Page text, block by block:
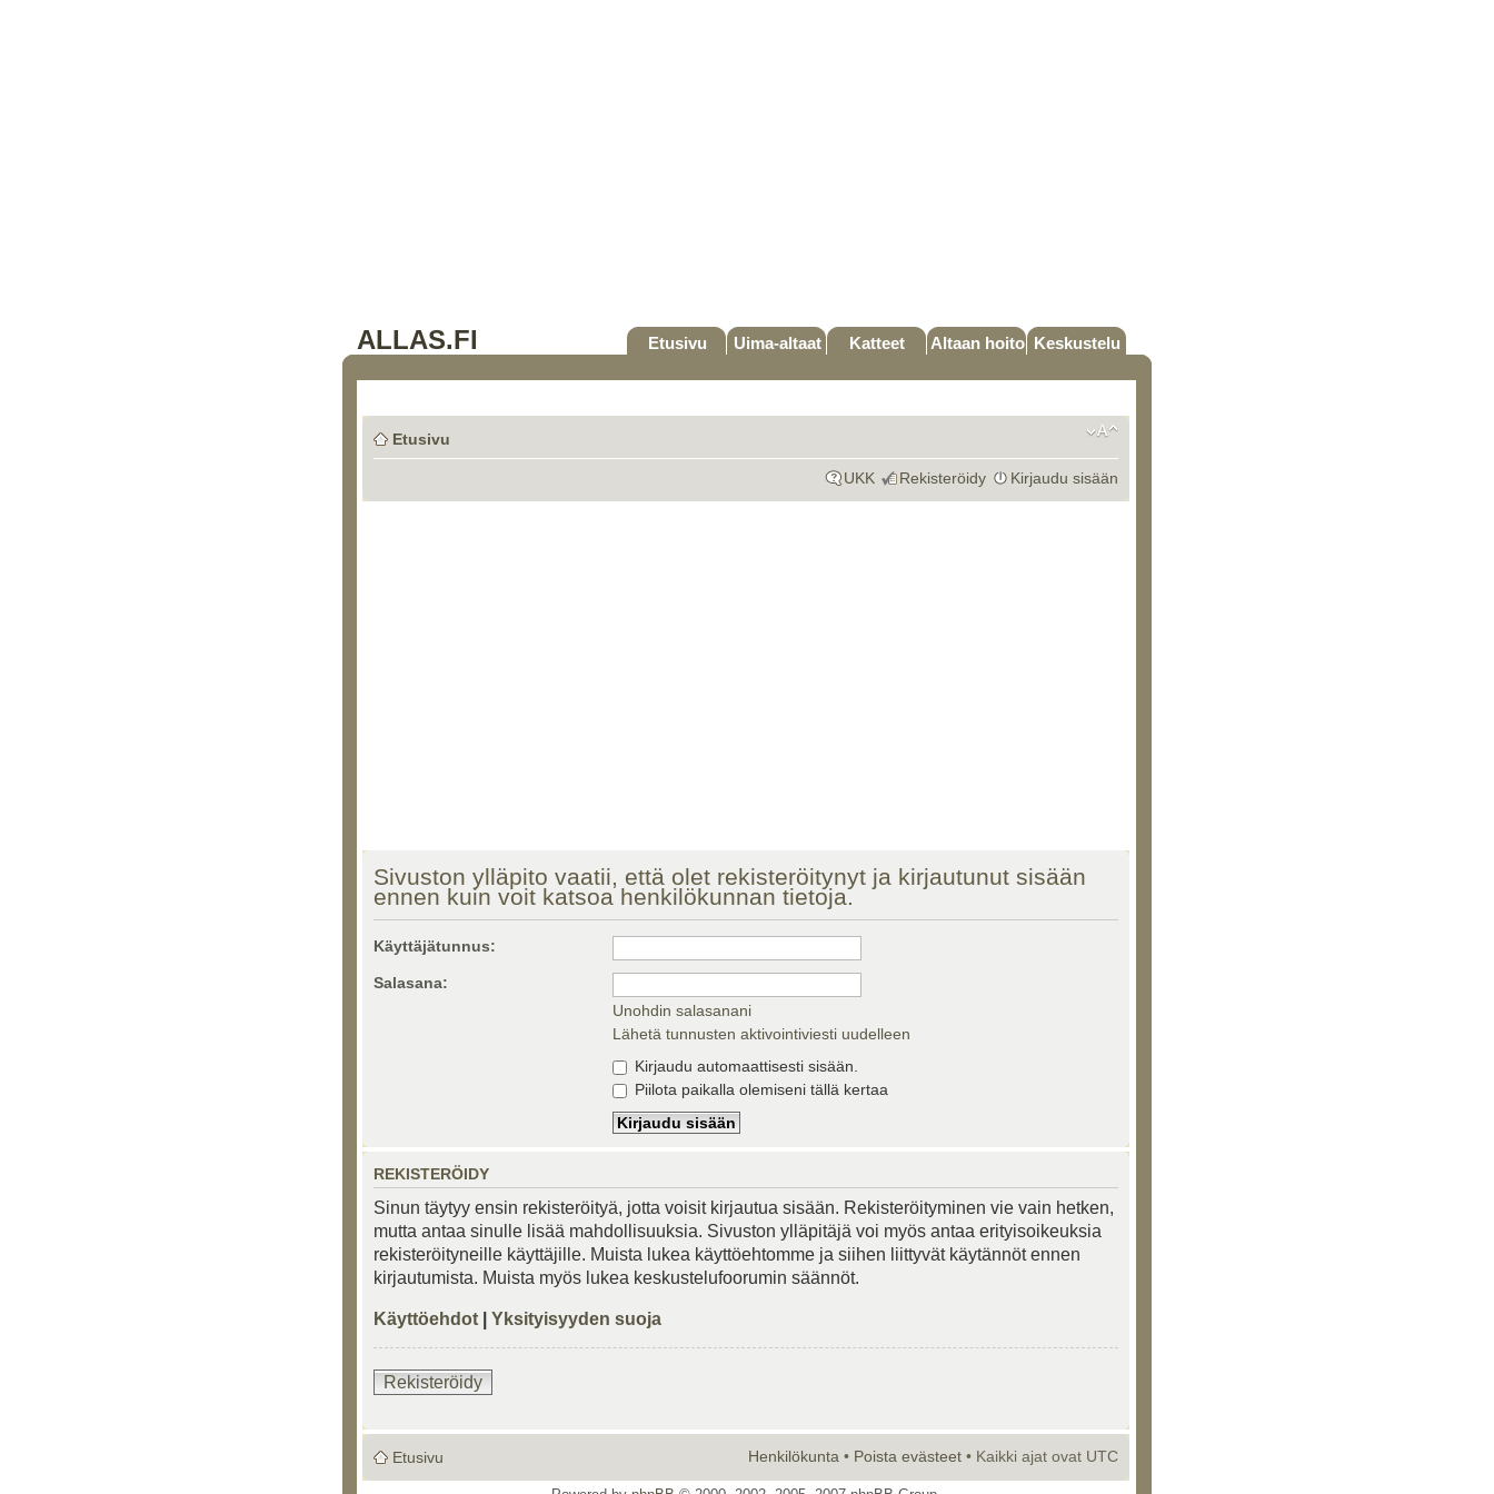
ALLAS.FI Etusivu Uima-altaat Katteet Altaan hoito Keskustelu
Etusivu
UKK Rekisteröidy Kirjaudu sisään
Sivuston ylläpito vaatii, että olet rekisteröitynyt ja kirjautunut sisään
ennen kuin voit katsoa henkilökunnan tietoja.
Käyttäjätunnus:
Salasana:
Unohdin salasanani
Lähetä tunnusten aktivointiviesti uudelleen
Kirjaudu automaattisesti sisään.
Piilota paikalla olemiseni tällä kertaa
REKISTERÖIDY
Sinun täytyy ensin rekisteröityä, jotta voisit kirjautua sisään. Rekisteröityminen vie vain hetken,
mutta antaa sinulle lisää mahdollisuuksia. Sivuston ylläpitäjä voi myös antaa erityisoikeuksia
rekisteröityneille käyttäjille. Muista lukea käyttöehtomme ja siihen liittyvät käytännöt ennen
kirjautumista. Muista myös lukea keskustelufoorumin säännöt.
Käyttöehdot Yksityisyyden suoja
Rekisteröidy
Etusivu Henkilökunta • Poista evästeet • Kaikki ajat ovat UTC